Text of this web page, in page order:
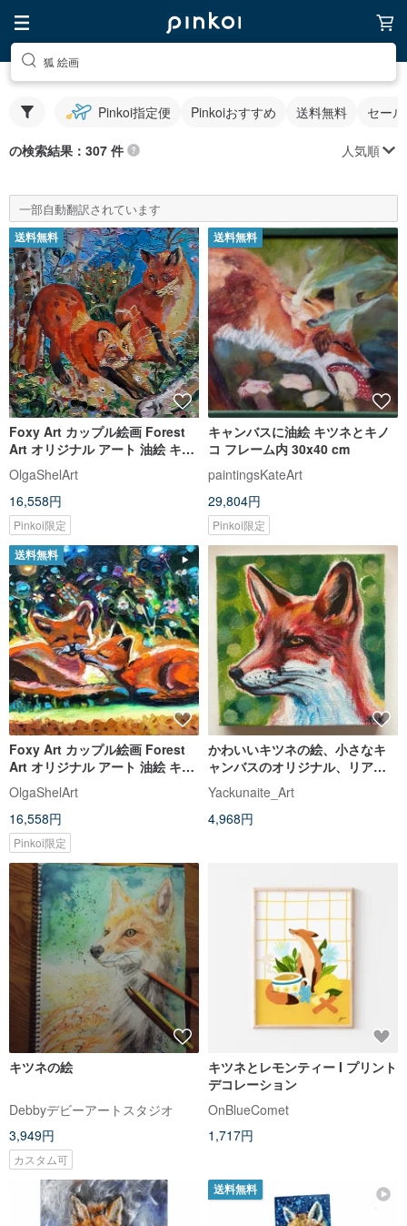
狐 絵画
Pinkoi指定便 Pinkoiおすすめ 送料無料 セー
の検索結果：307 件 人気順
一部自動翻訳されています
送料無料
Foxy Art カップル絵画 Forest
Art オリジナル アート 油絵 キャ
ンバスに油絵
OlgaShelArt
16,558円
Pinkoi限定
送料無料
キャンバスに油絵 キツネとキノ
コ フレーム内 30x40 cm
paintingsKateArt
29,804円
Pinkoi限定
送料無料
Foxy Art カップル絵画 Forest
Art オリジナル アート 油絵 キャ
ンバスに油絵
OlgaShelArt
16,558円
Pinkoi限定
かわいいキツネの絵、小さなキ
ャンバスのオリジナル、リアル
なキツネのアート、手描きのキ
ツネ
Yackunaite_Art
4,968円
キツネの絵
Debbyデビーアートスタジオ
3,949円
カスタム可
キツネとレモンティー I プリント
デコレーション
OnBlueComet
1,717円
送料無料